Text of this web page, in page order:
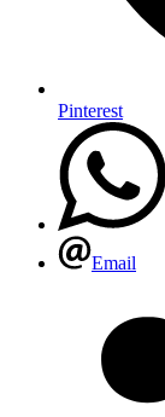
Pinterest
Email